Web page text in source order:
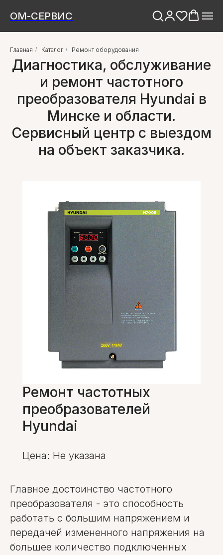
ОМ-СЕРВИС
Главная / Каталог / Ремонт оборудования
Диагностика, обслуживание
и ремонт частотного
преобразователя Hyundai в
Минске и области.
Сервисный центр с выездом
на объект заказчика.
Ремонт частотных
преобразователей
Hyundai
Цена: Не указана
Главное достоинство частотного
преобразователя - это способность
работать с большим напряжением и
передачей измененного напряжения на
большее количество подключенных